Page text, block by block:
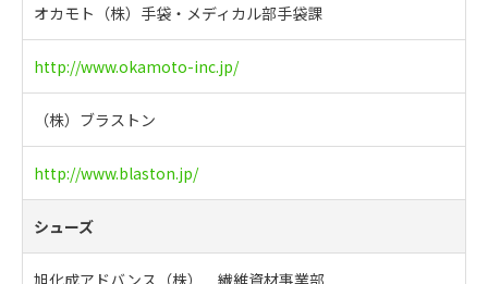
オカモト（株）手袋・メディカル部手袋課
http://www.okamoto-inc.jp/
（株）ブラストン
http://www.blaston.jp/
シューズ
旭化成アドバンス（株） 繊維資材事業部